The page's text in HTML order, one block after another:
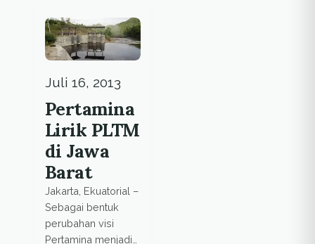
dan Uni Emirat Arab
(UEA), sedang
mempersiapkan
terbarukan pertama
di Timur Tengah.
Rencananya,
pembangkit tenaga
surya ini
membutuhkan lebih
dari US$ 1,5 miliar
pada akhir
2014, Gulf
Times melaporkan
Juli 16, 2013
Pertamina
Lirik PLTM
di Jawa
Barat
Jakarta, Ekuatorial –
Sebagai bentuk
perubahan visi
Pertamina menjadi